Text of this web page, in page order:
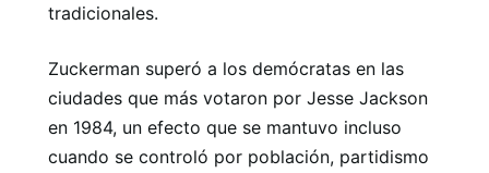
tradicionales.
Zuckerman superó a los demócratas en las
ciudades que más votaron por Jesse Jackson
en 1984, un efecto que se mantuvo incluso
cuando se controló por población, partidismo